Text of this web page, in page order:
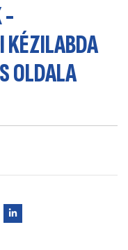
-
KÉZILABDA
OLDALA